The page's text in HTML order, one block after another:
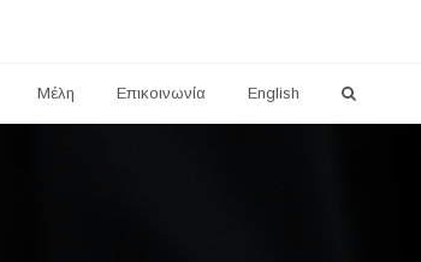
Μέλη Επικοινωνία English